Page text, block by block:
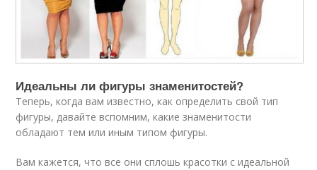
Идеальны ли фигуры знаменитостей?
Теперь, когда вам известно, как определить свой тип
фигуры, давайте вспомним, какие знаменитости
обладают тем или иным типом фигуры.
Вам кажется, что все они сплошь красотки с идеальной